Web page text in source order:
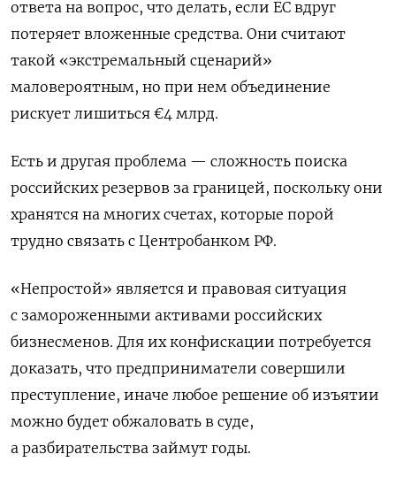
ответа на вопрос, что делать, если ЕС вдруг
потеряет вложенные средства. Они считают
такой «экстремальный сценарий»
маловероятным, но при нем объединение
рискует лишиться €4 млрд.
Есть и другая проблема — сложность поиска
российских резервов за границей, поскольку они
хранятся на многих счетах, которые порой
трудно связать с Центробанком РФ.
«Непростой» является и правовая ситуация
с замороженными активами российских
бизнесменов. Для их конфискации потребуется
доказать, что предприниматели совершили
преступление, иначе любое решение об изъятии
можно будет обжаловать в суде,
а разбирательства займут годы.